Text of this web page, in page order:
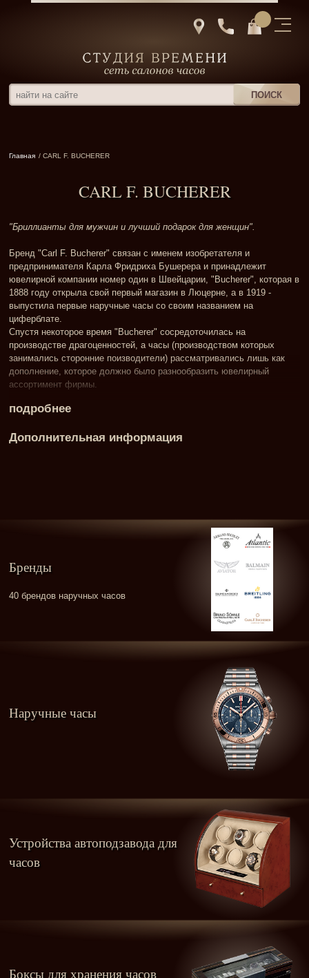
Главная / CARL F. BUCHERER
CARL F. BUCHERER
"Бриллианты для мужчин и лучший подарок для женщин".
Бренд "Carl F. Bucherer" связан с именем изобретателя и
предпринимателя Карла Фридриха Бушерера и принадлежит
ювелирной компании номер один в Швейцарии, "Bucherer", которая в
1888 году открыла свой первый магазин в Люцерне, а в 1919 -
выпустила первые наручные часы со своим названием на
циферблате.
Спустя некоторое время "Bucherer" сосредоточилась на
производстве драгоценностей, а часы (производством которых
занимались сторонние поизводители) рассматривались лишь как
дополнение, которое должно было разнообразить ювелирный
ассортимент фирмы.
подробнее
Дополнительная информация
Бренды
40 брендов наручных часов
Наручные часы
Устройства автоподзавода для
часов
Боксы для хранения часов